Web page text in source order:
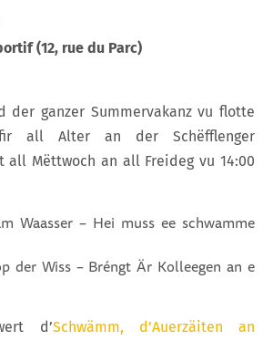
(12, rue du Parc)
der ganzer Summervakanz vu flotte
all Alter an der Schëfflenger
all Mëttwoch an all Freideg vu 14:00
Waasser – Hei muss ee schwamme
der Wiss – Bréngt Är Kolleegen an e
d’Schwämm, d’Auerzäiten an